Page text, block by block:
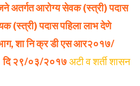
अतर्गतआरोग्य सेवक (स्त्री) पदास
(स्त्री) पदासपहिलालाभदेणे
शानिक्रडीएसआर२०१७/
२९/०३/२०१७ अटी व शर्ती शासन